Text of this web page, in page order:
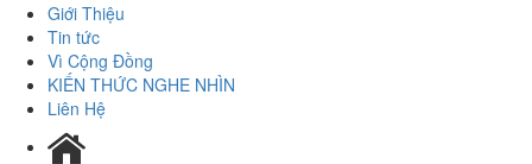
Giới Thiệu
Tin tức
Vì Cộng Đồng
KIẾN THỨC NGHE NHÌN
Liên Hệ